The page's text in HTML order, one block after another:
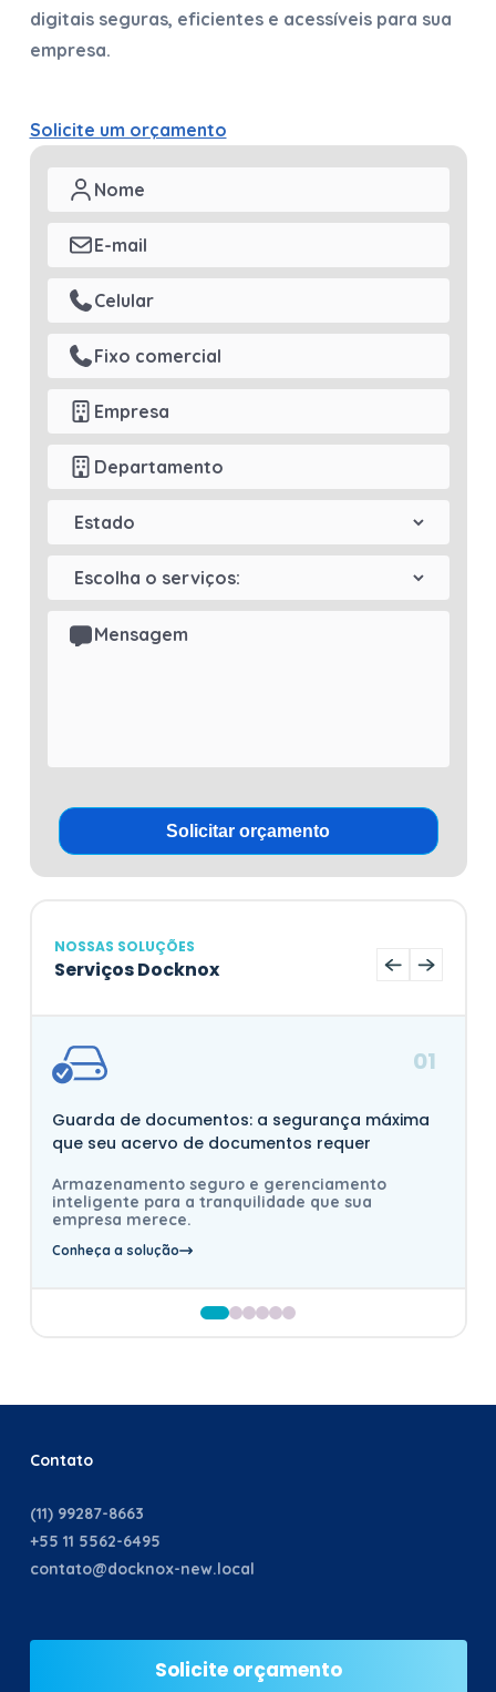
digitais seguras, eficientes e acessíveis para sua
empresa.
Solicite um orçamento
NOSSAS SOLUÇÕES
Serviços Docknox
01
Guarda de documentos: a segurança máxima
que seu acervo de documentos requer
Armazenamento seguro e gerenciamento
inteligente para a tranquilidade que sua
empresa merece.
Conheça a solução
Contato
(11) 99287-8663
+55 11 5562-6495
contato@docknox-new.local
Solicite orçamento